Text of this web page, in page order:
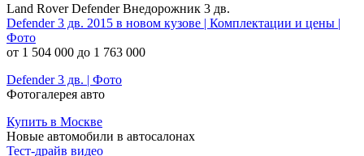
Land Rover Defender Внедорожник 3 дв.
Defender 3 дв. 2015 в новом кузове | Комплектации и цены |
Фото
от 1 504 000 до 1 763 000
Defender 3 дв. | Фото
Фотогалерея авто
Купить в Москве
Новые автомобили в автосалонах
Тест-драйв видео